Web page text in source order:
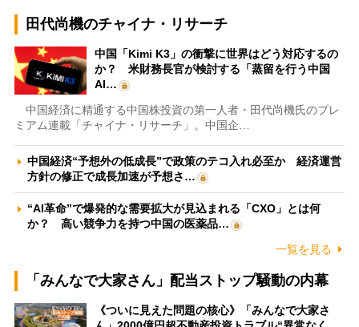
田代尚機のチャイナ・リサーチ
中国「Kimi K3」の衝撃に世界はどう対応するの
か？ 米財務長官が検討する「蒸留を行う中国
AI…
中国経済に精通する中国株投資の第一人者・田代尚機氏のプレ
ミアム連載「チャイナ・リサーチ」。中国企…
中国経済“予想外の低成長”で政策のテコ入れ必至か 経済運営
方針の修正で成長加速が予想さ…
“AI革命”で爆発的な需要拡大が見込まれる「CXO」とは何
か？ 高い競争力を持つ中国の医薬品…
一覧を見る
「みんなで大家さん」配当ストップ騒動の内幕
《ついに見えた問題の核心》「みんなで大家さ